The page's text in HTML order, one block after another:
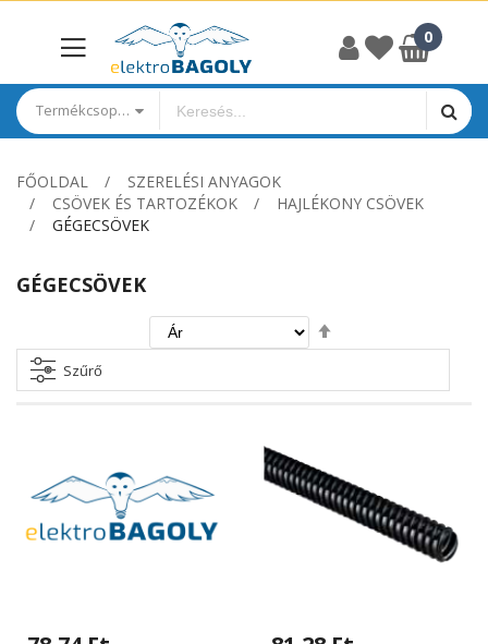
Termékcsoportok
FŐOLDAL
SZERELÉSI ANYAGOK
CSÖVEK ÉS TARTOZÉKOK
HAJLÉKONY CSÖVEK
GÉGECSÖVEK
GÉGECSÖVEK
irány
Szűrő